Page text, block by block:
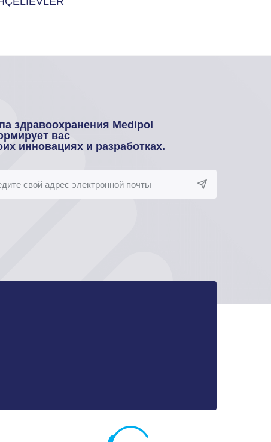
здравоохранения Medipol
вас
инновациях и разработках.